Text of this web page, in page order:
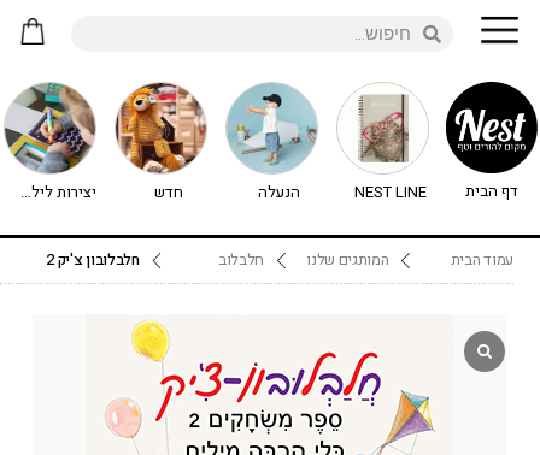
דף הבית NEST LINE הנעלה חדש יצירות לילדים - יצירה לילדים
עמוד הבית המותגים שלנו חלבלוב חלבלובון צ'יק 2